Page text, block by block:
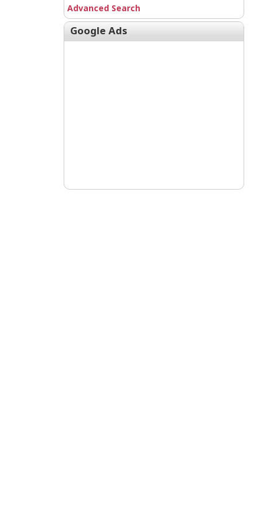
Advanced Search
Google Ads